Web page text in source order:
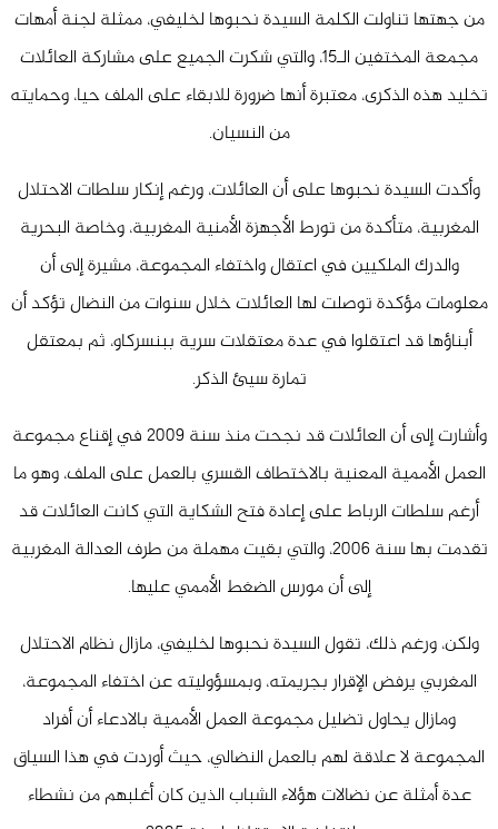
من جهتها تناولت الكلمة السيدة نحبوها لخليفي، ممثلة لجنة أمهات
مجمعة المختفين الـ15، والتي شكرت الجميع على مشاركة العائلات
تخليد هذه الذكرى، معتبرة أنها ضرورة للابقاء على الملف حيا، وحمايته
من النسيان.
وأكدت السيدة نحبوها على أن العائلات، ورغم إنكار سلطات الاحتلال
المغربية، متأكدة من تورط الأجهزة الأمنية المغربية، وخاصة البحرية
والدرك الملكيين في اعتقال واختفاء المجموعة، مشيرة إلى أن
معلومات مؤكدة توصلت لها العائلات خلال سنوات من النضال تؤكد أن
أبناؤها قد اعتقلوا في عدة معتقلات سرية ببنسركاو، ثم بمعتقل
تمارة سيئ الذكر.
وأشارت إلى أن العائلات قد نجحت منذ سنة2009في إقناع مجموعة
العمل الأممية المعنية بالاختطاف القسري بالعمل على الملف، وهو ما
أرغم سلطات الرباط على إعادة فتح الشكاية التي كانت العائلات قد
تقدمت بها سنة2006، والتي بقيت مهملة من طرف العدالة المغربية
إلى أن مورس الضغط الأممي عليها.
ولكن، ورغم ذلك، تقول السيدة نحبوها لخليفي، مازال نظام الاحتلال
المغربي يرفض الإقرار بجريمته، وبمسؤوليته عن اختفاء المجموعة،
ومازال يحاول تضليل مجموعة العمل الأممية بالادعاء أن أفراد
المجموعة لا علاقة لهم بالعمل النضالي، حيث أوردت في هذا السياق
عدة أمثلة عن نضالات هؤلاء الشباب الذين كان أغلبهم من نشطاء